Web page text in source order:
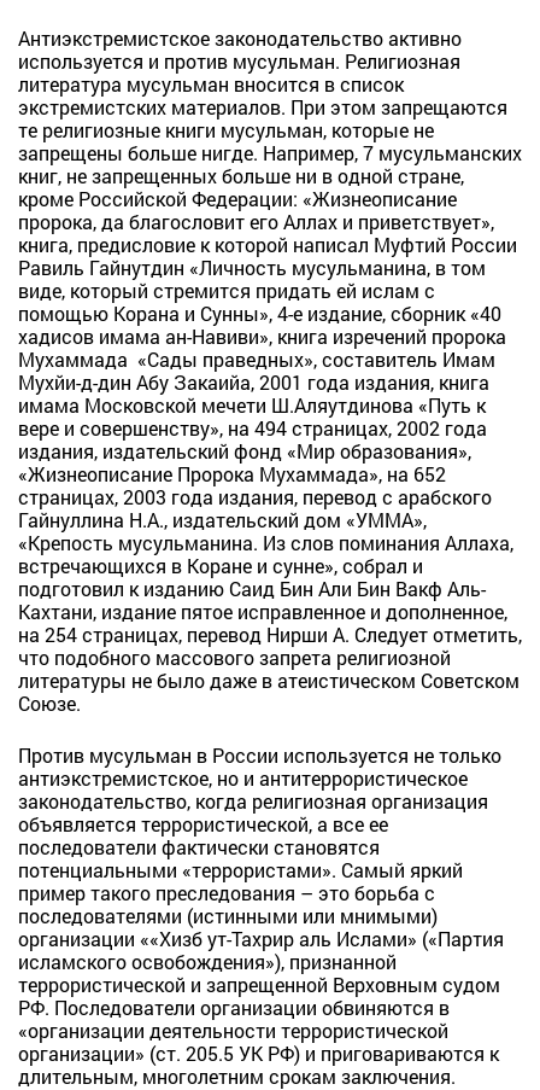
Антиэкстремистское законодательство активно
используется и против мусульман. Религиозная
литература мусульман вносится в список
экстремистских материалов. При этом запрещаются
те религиозные книги мусульман, которые не
запрещены больше нигде. Например, 7 мусульманских
книг, не запрещенных больше ни в одной стране,
кроме Российской Федерации: «Жизнеописание
пророка, да благословит его Аллах и приветствует»,
книга, предисловие к которой написал Муфтий России
Равиль Гайнутдин «Личность мусульманина, в том
виде, который стремится придать ей ислам с
помощью Корана и Сунны», 4-е издание, сборник «40
хадисов имама ан-Навиви», книга изречений пророка
Мухаммада «Сады праведных», составитель Имам
Мухйи-д-дин Абу Закаийа, 2001 года издания, книга
имама Московской мечети Ш.Аляутдинова «Путь к
вере и совершенству», на 494 страницах, 2002 года
издания, издательский фонд «Мир образования»,
«Жизнеописание Пророка Мухаммада», на 652
страницах, 2003 года издания, перевод с арабского
Гайнуллина Н.А., издательский дом «УММА»,
«Крепость мусульманина. Из слов поминания Аллаха,
встречающихся в Коране и сунне», собрал и
подготовил к изданию Саид Бин Али Бин Вакф Аль-
Кахтани, издание пятое исправленное и дополненное,
на 254 страницах, перевод Нирши А. Следует отметить,
что подобного массового запрета религиозной
литературы не было даже в атеистическом Советском
Союзе.
Против мусульман в России используется не только
антиэкстремистское, но и антитеррористическое
законодательство, когда религиозная организация
объявляется террористической, а все ее
последователи фактически становятся
потенциальными «террористами». Самый яркий
пример такого преследования – это борьба с
последователями (истинными или мнимыми)
организации ««Хизб ут-Тахрир аль Ислами» («Партия
исламского освобождения»), признанной
террористической и запрещенной Верховным судом
РФ. Последователи организации обвиняются в
«организации деятельности террористической
организации» (ст. 205.5 УК РФ) и приговариваются к
длительным, многолетним срокам заключения.